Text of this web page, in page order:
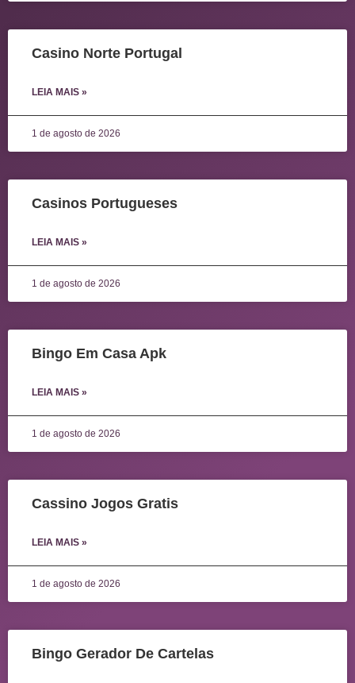
Casino Norte Portugal
LEIA MAIS »
1 de agosto de 2026
Casinos Portugueses
LEIA MAIS »
1 de agosto de 2026
Bingo Em Casa Apk
LEIA MAIS »
1 de agosto de 2026
Cassino Jogos Gratis
LEIA MAIS »
1 de agosto de 2026
Bingo Gerador De Cartelas